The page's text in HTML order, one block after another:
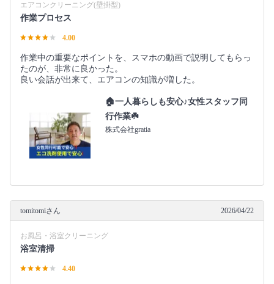
エアコンクリーニング(壁掛型)
作業プロセス
4.00
作業中の重要なポイントを、スマホの動画で説明してもらっ
たのが、非常に良かった。
良い会話が出来て、エアコンの知識が増した。
🏠一人暮らしも安心♪女性スタッフ同
行作業☘️
株式会社gratia
tomitomiさん 2026/04/22
お風呂・浴室クリーニング
浴室清掃
4.40